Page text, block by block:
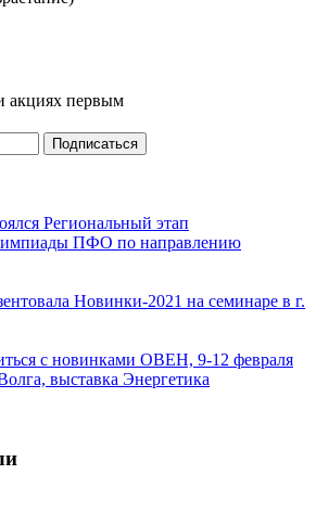
акциях первым
Региональный этап
ПФО по направлению
Новинки-2021 на семинаре в г.
с новинками ОВЕН, 9-12 февраля
выставка Энергетика